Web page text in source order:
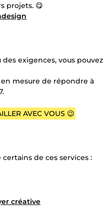
projets. 😋
exigences, vous pouvez
en mesure de répondre à
AVEC VOUS 😉
de ces services :
créative